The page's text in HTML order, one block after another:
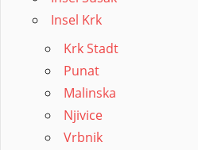
Insel Krk
Krk Stadt
Punat
Malinska
Njivice
Vrbnik